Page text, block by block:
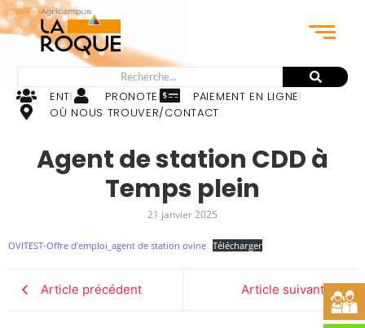
ENT PRONOTE
PAIEMENT EN LIGNE
OÙ NOUS TROUVER/CONTACT
Agent de station CDD à
Temps plein
21 janvier 2025
OVITEST-Offre d’emploi_agent de station ovine Télécharger
Article précédent Article suivant